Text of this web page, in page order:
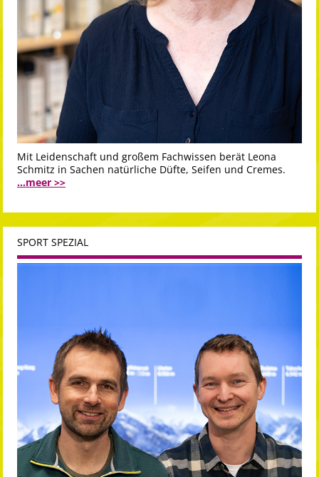
Mit Leidenschaft und großem Fachwissen berät Leona
Schmitz in Sachen natürliche Düfte, Seifen und Cremes.
...meer >>
SPORT SPEZIAL